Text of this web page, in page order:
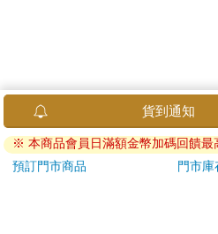
錢而超時工作，也千萬不要兼職，
如果你的經濟出現問題，首先應檢
況，絕對是大腦價值的投影，想致
局。一隻蜜蜂停在螢幕上能看到什
點，除非起飛，在自己真正重要的
以創造更多的收入。
非以有形媒介提供之數位
上服務，經消費者事先同
已拆封之個人衛生用品。
若非上列種類商品，均享有到
日）。